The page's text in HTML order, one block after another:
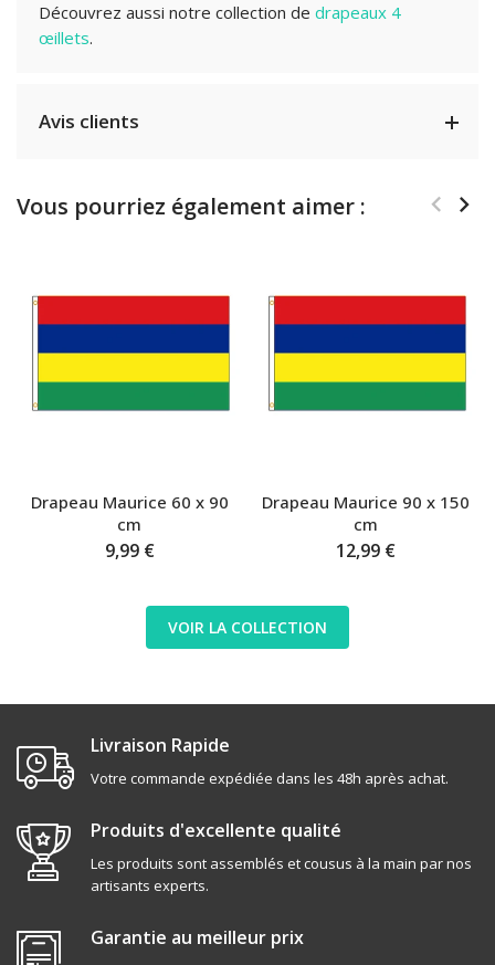
Découvrez aussi notre collection de drapeaux 4
œillets.
Avis clients
Vous pourriez également aimer :
Drapeau Maurice 60 x 90
cm
9,99 €
Drapeau Maurice 90 x 150
cm
12,99 €
VOIR LA COLLECTION
Livraison Rapide
Votre commande expédiée dans les 48h après achat.
Produits d'excellente qualité
Les produits sont assemblés et cousus à la main par nos
artisants experts.
Garantie au meilleur prix